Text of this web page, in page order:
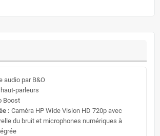
audio par B&O
parleurs
: Caméra HP Wide Vision HD 720p avec
du bruit et microphones numériques à